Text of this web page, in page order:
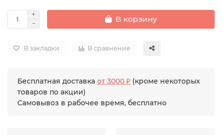
В корзину
В закладки В сравнение
Бесплатная доставка от 3000 ₽ (кроме некоторых
товаров по акции)
Самовывоз в рабочее время, бесплатно